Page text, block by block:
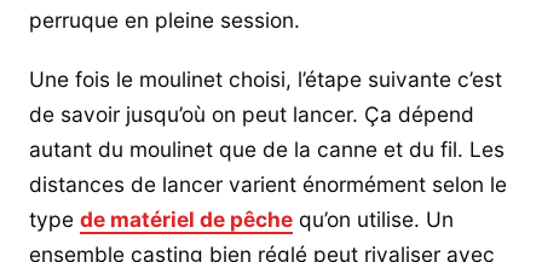
perruque en pleine session.
Une fois le moulinet choisi, l’étape suivante c’est
de savoir jusqu’où on peut lancer. Ça dépend
autant du moulinet que de la canne et du fil. Les
distances de lancer varient énormément selon le
type de matériel de pêche qu’on utilise. Un
ensemble casting bien réglé peut rivaliser avec